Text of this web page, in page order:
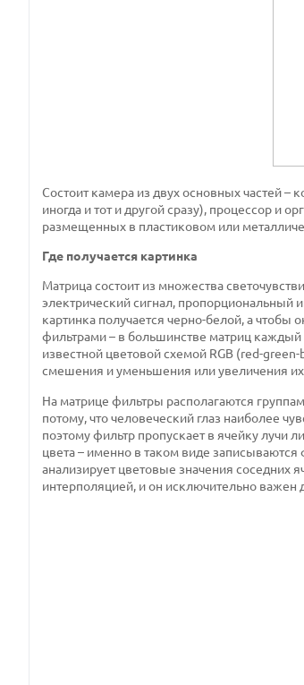
Состоит камера из двух основных частей –
иногда и тот и другой сразу), процессор и
размещенных в пластиковом или
Где получается картинка
Матрица состоит из множества
электрический сигнал, пропорциональный
картинка получается черно-белой, а
фильтрами – в большинстве матриц
известной цветовой схемой RGB (red-
смешения и уменьшения или увеличения
На матрице фильтры располагаются
потому, что человеческий глаз наиболее
поэтому фильтр пропускает в ячейку лучи
цвета – именно в таком виде
анализирует цветовые значения соседних
интерполяцией, и он исключительно